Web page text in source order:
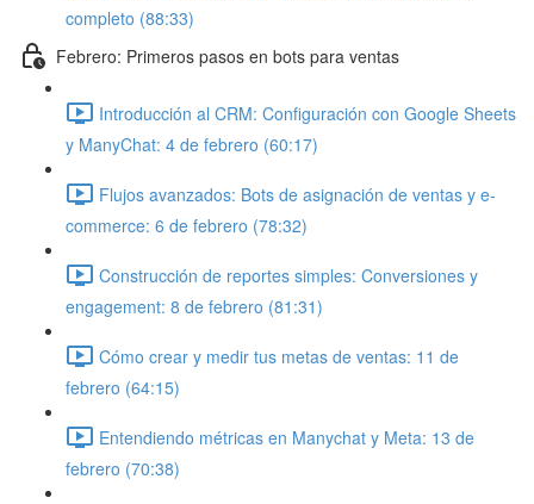
completo (88:33)
Febrero: Primeros pasos en bots para ventas
Introducción al CRM: Configuración con Google Sheets
y ManyChat: 4 de febrero (60:17)
Flujos avanzados: Bots de asignación de ventas y e-
commerce: 6 de febrero (78:32)
Construcción de reportes simples: Conversiones y
engagement: 8 de febrero (81:31)
Cómo crear y medir tus metas de ventas: 11 de
febrero (64:15)
Entendiendo métricas en Manychat y Meta: 13 de
febrero (70:38)